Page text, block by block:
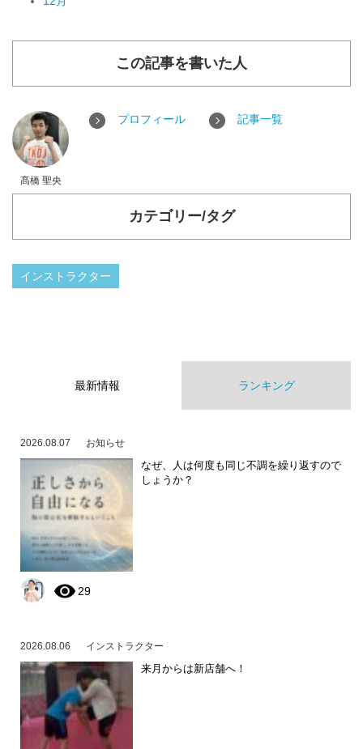
この記事を書いた人
髙橋 聖央
プロフィール 記事一覧
カテゴリー/タグ
インストラクター
最新情報 ランキング
2026.08.07 お知らせ
なぜ、人は何度も同じ不調を繰り返すので
しょうか？
29
2026.08.06 インストラクター
来月からは新店舗へ！